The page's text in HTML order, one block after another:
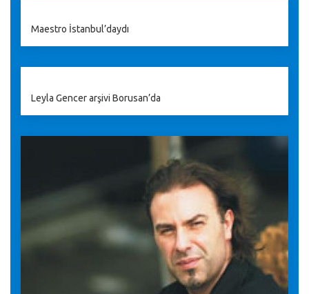
Maestro İstanbul’daydı
Leyla Gencer arşivi Borusan’da